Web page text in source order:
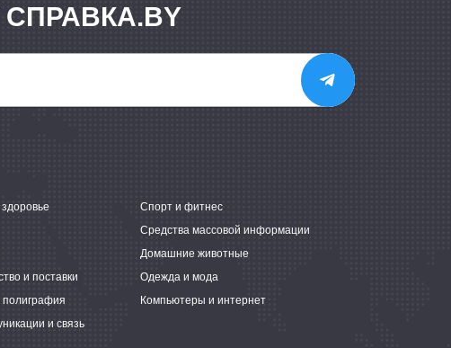
СПРАВКА.BY
Спорт и фитнес
Средства массовой информации
Домашние животные
и поставки
Одежда и мода
полиграфия
Компьютеры и интернет
и связь